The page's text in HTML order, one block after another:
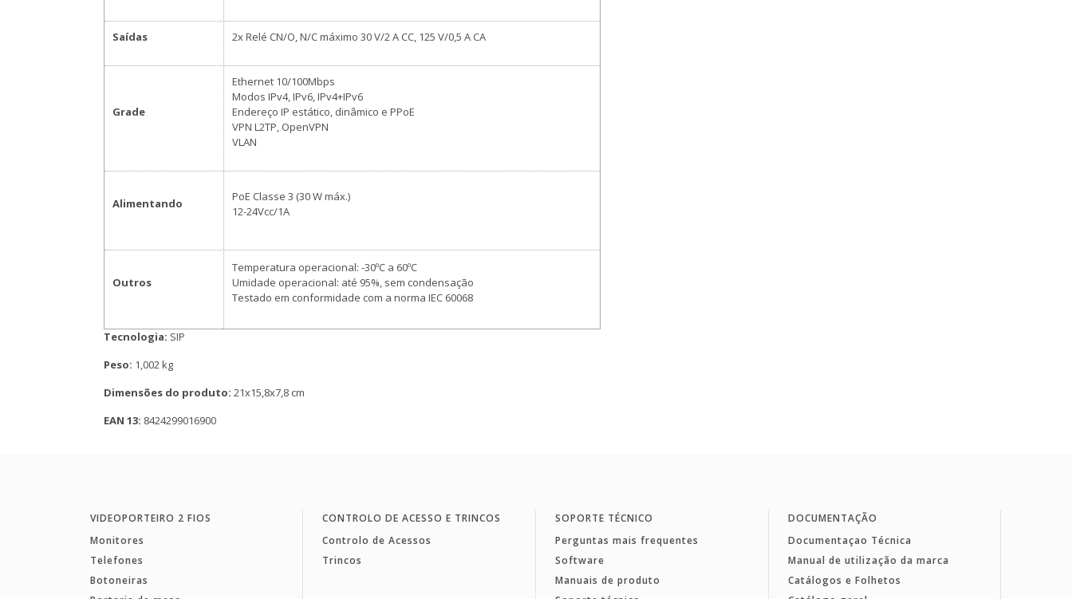
Saídas 2x Relé CN/O, N/C máximo 30 V/2 A CC, 125 V/0,5 A CA
Grade
Ethernet 10/100Mbps
Modos IPv4, IPv6, IPv4+IPv6
Endereço IP estático, dinâmico e PPoE
VPN L2TP, OpenVPN
VLAN
Alimentando
PoE Classe 3 (30 W máx.)
12-24Vcc/1A
Outros
Temperatura operacional: -30ºC a 60ºC
Umidade operacional: até 95%, sem condensação
Testado em conformidade com a norma IEC 60068
Tecnologia: SIP
Peso: 1,002 kg
Dimensões do produto: 21x15,8x7,8 cm
EAN 13: 8424299016900
VIDEOPORTEIRO 2 FIOS
Monitores
Telefones
Botoneiras
CONTROLO DE ACESSO E TRINCOS
Controlo de Acessos
Trincos
SOPORTE TÉCNICO
Perguntas mais frequentes
Software
Manuais de produto
DOCUMENTAÇÃO
Documentaçao Técnica
Manual de utilização da marca
Catálogos e Folhetos